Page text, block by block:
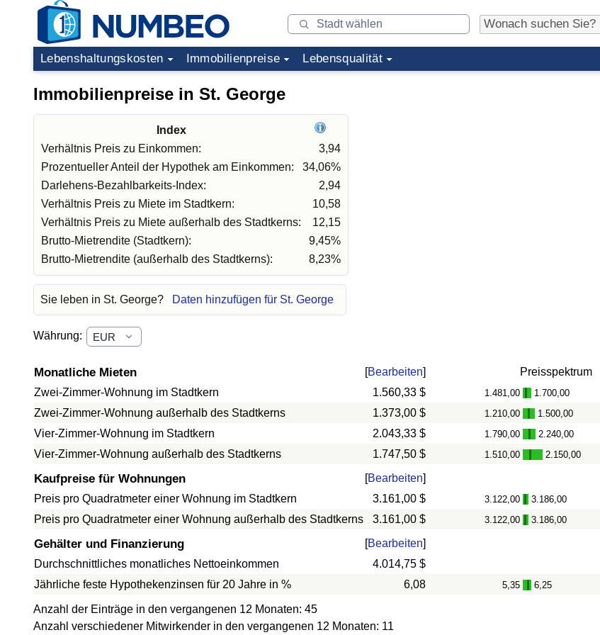
Lebenshaltungskosten Immobilienpreise Lebensqualität
Immobilienpreise in St. George
Index
Verhältnis Preis zu Einkommen:
3,94
Prozentueller Anteil der Hypothek am Einkommen:
34,06%
Darlehens-Bezahlbarkeits-Index:
2,94
Verhältnis Preis zu Miete im Stadtkern:
10,58
Verhältnis Preis zu Miete außerhalb des Stadtkerns:
12,15
Brutto-Mietrendite (Stadtkern):
9,45%
Brutto-Mietrendite (außerhalb des Stadtkerns):
8,23%
Sie leben in St. George? Daten hinzufügen für St. George
Währung:
Monatliche Mieten [Bearbeiten]
Preisspektrum
Zwei-Zimmer-Wohnung im Stadtkern
1.560,33 $ 1.481,00 - 1.700,00
Zwei-Zimmer-Wohnung außerhalb des Stadtkerns 1.373,00 $ 1.210,00 - 1.500,00
Vier-Zimmer-Wohnung im Stadtkern 2.043,33 $ 1.790,00 - 2.240,00
Vier-Zimmer-Wohnung außerhalb des Stadtkerns 1.747,50 $ 1.510,00 - 2.150,00
Kaufpreise für Wohnungen [Bearbeiten]
Preis pro Quadratmeter einer Wohnung im Stadtkern
3.161,00 $ 3.122,00 - 3.186,00
Preis pro Quadratmeter einer Wohnung außerhalb des Stadtkerns 3.161,00 $ 3.122,00 - 3.186,00
Gehälter und Finanzierung [Bearbeiten]
Durchschnittliches monatliches Nettoeinkommen
4.014,75 $
Jährliche feste Hypothekenzinsen für 20 Jahre in %
6,08 5,35 - 6,25
Anzahl der Einträge in den vergangenen 12 Monaten: 45
Anzahl verschiedener Mitwirkender in den vergangenen 12 Monaten: 11